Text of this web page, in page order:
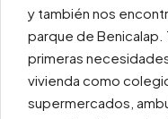
y también nos
parque de Benicalap.
primeras
vivienda como
supermercados,